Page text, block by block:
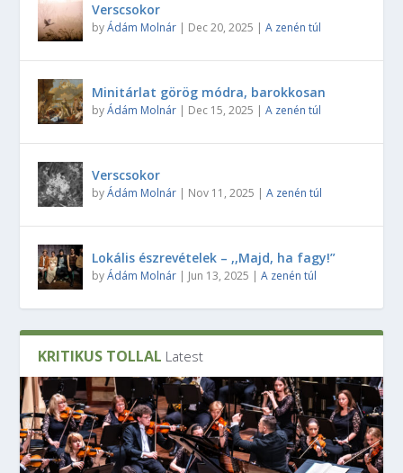
Verscsokor
byÁdám Molnár | Dec 20, 2025 |A zenén túl
Minitárlat görög módra, barokkosan
byÁdám Molnár | Dec 15, 2025 |A zenén túl
Verscsokor
byÁdám Molnár | Nov 11, 2025 |A zenén túl
Lokális észrevételek – ,,Majd, ha fagy!”
byÁdám Molnár | Jun 13, 2025 |A zenén túl
KRITIKUS TOLLAL Latest